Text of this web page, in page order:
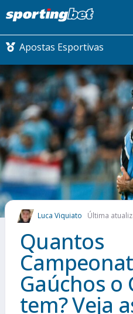
Apostas Esportivas
CONMEBOL
FUTEBOL
FUTEBOL
COMO APOSTAR
MAIS ESPORTES
Luca Viquiato Última
Quantos
Gaúchos o
tem? Veja